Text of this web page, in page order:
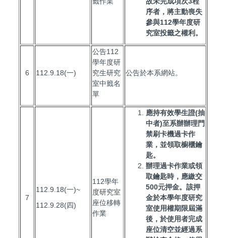
序者，將主動喪失
參與112學年度研
究室投籤之權利。
6 112.9.18(一)
公告112
學年度研
究生研究
室中籤名
單
公告於本系網站。
7
112.9.18(一)~
112.9.28(四)
112學年
度研究室
座位移轉
作業
應持有效學生證(抽
中者)至系辦辦理門
禁刷卡機過卡作
業，並領取櫥櫃鑰
匙。
辦理過卡作業或領
取鑰匙時，應繳交
500元押金。該押
金於本學年度研究
室使用權期限屆滿
後，於使用者完成
座位清空並經過系